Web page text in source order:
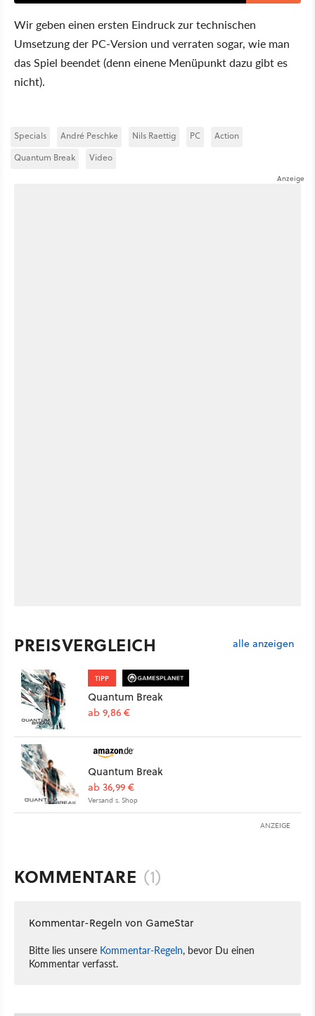
Wir geben einen ersten Eindruck zur technischen
Umsetzung der PC-Version und verraten sogar, wie man
das Spiel beendet (denn einene Menüpunkt dazu gibt es
nicht).
Specials André Peschke Nils Raettig PC
Action
Quantum Break
Video
PREISVERGLEICH alle anzeigen
TIPP
Quantum Break
ab 9,86 €
Quantum Break
ab 36,99 €
Versand s. Shop
ANZEIGE
KOMMENTARE (1)
Kommentar-Regeln von GameStar
Bitte lies unsere Kommentar-Regeln, bevor Du einen
Kommentar verfasst.